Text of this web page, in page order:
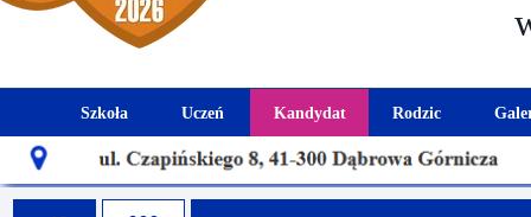
Rodzic
Harmonogram
Szkoła
Historia szkoły
Patron szkoły
Uczeń
Kalendarz roku szkolnego
Kandydat
Aktualności dla